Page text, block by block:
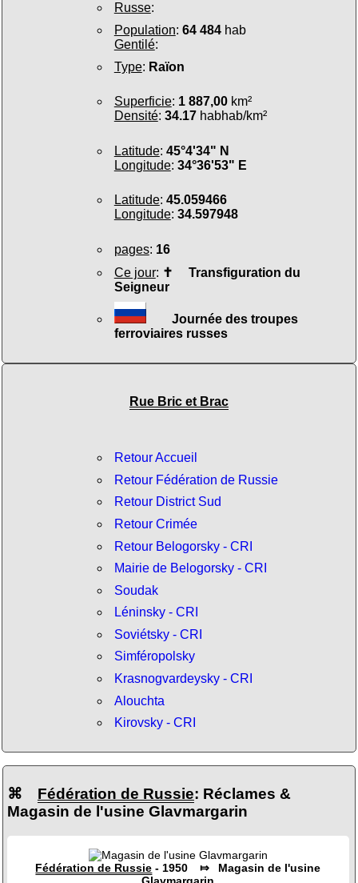
Russe:
Population: 64 484hab
Gentilé:
Type: Raïon
Superficie: 1 887,00km²
Densité: 34.17habhab/km²
Latitude: 45°4'34" N
Longitude: 34°36'53" E
Latitude: 45.059466
Longitude: 34.597948
pages: 16
Ce jour: ✝ Transfiguration du
Seigneur
Journée des troupes
ferroviaires russes
Rue Bric et Brac
Retour Accueil
Retour Fédération de Russie
Retour District Sud
Retour Crimée
Retour Belogorsky - CRI
Mairie de Belogorsky - CRI
Soudak
Léninsky - CRI
Soviétsky - CRI
Simféropolsky
Krasnogvardeysky - CRI
Alouchta
Kirovsky - CRI
⌘ Fédération de Russie: Réclames &
Magasin de l'usine Glavmargarin
Fédération de Russie - 1950 ⤇ Magasin de l'usine